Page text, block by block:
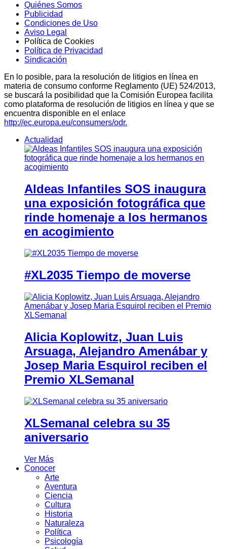
Quiénes Somos
Publicidad
Condiciones de Uso
Aviso Legal
Política de Cookies
Política de Privacidad
Sindicación
En lo posible, para la resolución de litigios en línea en
materia de consumo conforme Reglamento (UE) 524/2013,
se buscará la posibilidad que la Comisión Europea facilita
como plataforma de resolución de litigios en línea y que se
encuentra disponible en el enlace
http://ec.europa.eu/consumers/odr.
Actualidad
Aldeas Infantiles SOS inaugura
una exposición fotográfica que
rinde homenaje a los hermanos
en acogimiento
#XL2035 Tiempo de moverse
Alicia Koplowitz, Juan Luis
Arsuaga, Alejandro Amenábar y
Josep Maria Esquirol reciben el
Premio XLSemanal
XLSemanal celebra su 35
aniversario
Ver Más
Conocer
Arte
Aventura
Ciencia
Cultura
Historia
Naturaleza
Política
Psicología